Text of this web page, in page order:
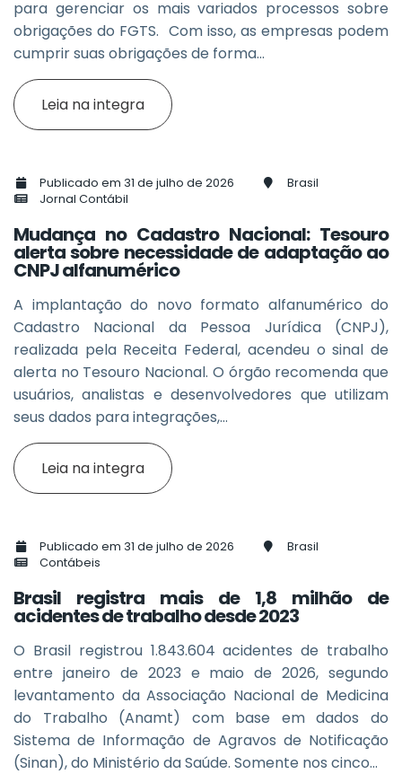
para gerenciar os mais variados processos sobre
obrigações do FGTS. Com isso, as empresas podem
cumprir suas obrigações de forma...
Leia na integra
Publicado em 31 de julho de 2026
Brasil
Jornal Contábil
Mudança no Cadastro Nacional: Tesouro
alerta sobre necessidade de adaptação ao
CNPJ alfanumérico
A implantação do novo formato alfanumérico do
Cadastro Nacional da Pessoa Jurídica (CNPJ),
realizada pela Receita Federal, acendeu o sinal de
alerta no Tesouro Nacional. O órgão recomenda que
usuários, analistas e desenvolvedores que utilizam
seus dados para integrações,...
Leia na integra
Publicado em 31 de julho de 2026
Brasil
Contábeis
Brasil registra mais de 1,8 milhão de
acidentes de trabalho desde 2023
O Brasil registrou 1.843.604 acidentes de trabalho
entre janeiro de 2023 e maio de 2026, segundo
levantamento da Associação Nacional de Medicina
do Trabalho (Anamt) com base em dados do
Sistema de Informação de Agravos de Notificação
(Sinan), do Ministério da Saúde. Somente nos cinco...